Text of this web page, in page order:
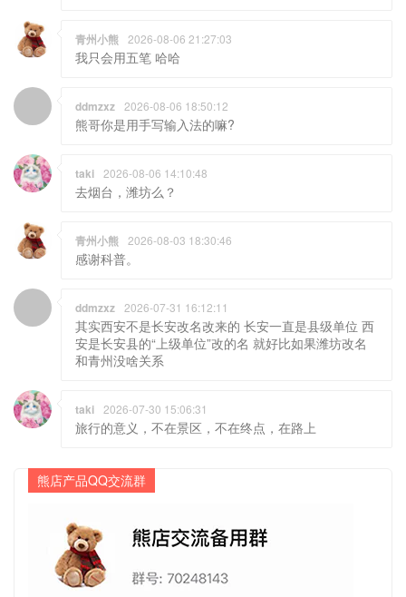
青州小熊 2026-08-06 21:27:03
我只会用五笔 哈哈
ddmzxz 2026-08-06 18:50:12
熊哥你是用手写输入法的嘛?
taki 2026-08-06 14:10:48
去烟台，潍坊么？
青州小熊 2026-08-03 18:30:46
感谢科普。
ddmzxz 2026-07-31 16:12:11
其实西安不是长安改名改来的 长安一直是县级单位 西
安是长安县的“上级单位”改的名 就好比如果潍坊改名
和青州没啥关系
taki 2026-07-30 15:06:31
旅行的意义，不在景区，不在终点，在路上
熊店产品QQ交流群